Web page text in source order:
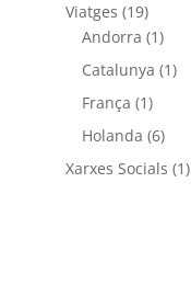
Viatges (19)
Andorra (1)
Catalunya (1)
França (1)
Holanda (6)
Xarxes Socials (1)